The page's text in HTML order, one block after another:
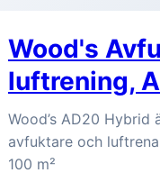
Wood's
luftrening,
Wood’s AD20
avfuktare och
100 m²